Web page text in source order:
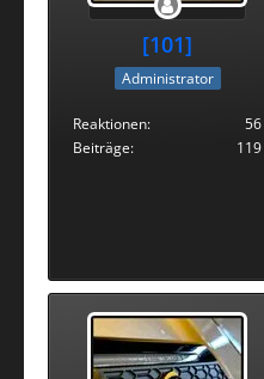
[101]
Administrator
Reaktionen
56
Beiträge
119